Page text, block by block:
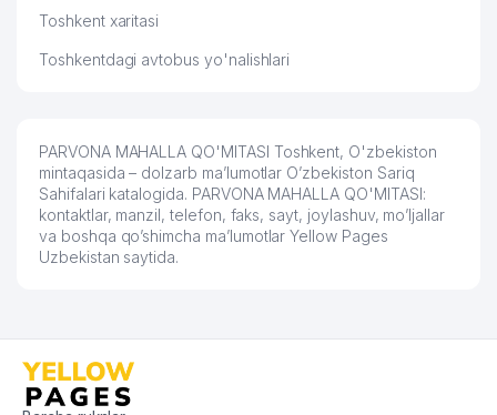
Toshkent xaritasi
Toshkentdagi avtobus yo'nalishlari
PARVONA MAHALLA QO'MITASI Toshkent, O'zbekiston
mintaqasida – dolzarb ma’lumotlar O’zbekiston Sariq
Sahifalari katalogida. PARVONA MAHALLA QO'MITASI:
kontaktlar, manzil, telefon, faks, sayt, joylashuv, mo’ljallar
va boshqa qo’shimcha ma’lumotlar Yellow Pages
Uzbekistan saytida.